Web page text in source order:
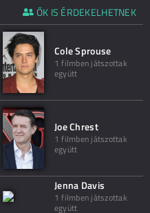
ŐK IS ÉRDEKELHETNEK
Cole Sprouse
1 filmben játszottak
együtt
Joe Chrest
1 filmben játszottak
együtt
Jenna Davis
1 filmben játszottak
együtt